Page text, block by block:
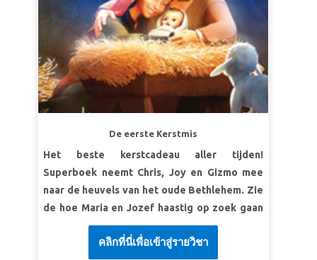
De eerste Kerstmis
Het beste kerstcadeau aller tijden!
Superboek neemt Chris, Joy en Gizmo mee
naar de heuvels van het oude Bethlehem. Zie
de hoe Maria en Jozef haastig op zoek gaan
naar onderdak voordat hun baby wordt
geboren. Ontdek een slecht complot dat de
คลิกที่นี่เพื่อเข้าสู่รายวิชา